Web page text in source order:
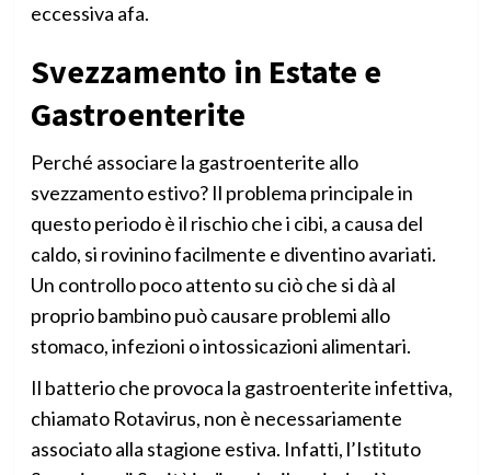
eccessiva afa.
Svezzamento in Estate e
Gastroenterite
Perché associare la gastroenterite allo
svezzamento estivo? Il problema principale in
questo periodo è il rischio che i cibi, a causa del
caldo, si rovinino facilmente e diventino avariati.
Un controllo poco attento su ciò che si dà al
proprio bambino può causare problemi allo
stomaco, infezioni o intossicazioni alimentari.
Il batterio che provoca la gastroenterite infettiva,
chiamato Rotavirus, non è necessariamente
associato alla stagione estiva. Infatti, l’Istituto